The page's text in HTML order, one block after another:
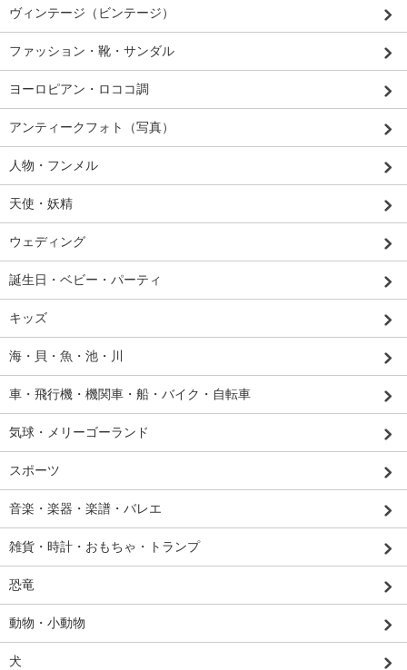
ヴィンテージ（ビンテージ）
ファッション・靴・サンダル
ヨーロピアン・ロココ調
アンティークフォト（写真）
人物・フンメル
天使・妖精
ウェディング
誕生日・ベビー・パーティ
キッズ
海・貝・魚・池・川
車・飛行機・機関車・船・バイク・自転車
気球・メリーゴーランド
スポーツ
音楽・楽器・楽譜・バレエ
雑貨・時計・おもちゃ・トランプ
恐竜
動物・小動物
犬